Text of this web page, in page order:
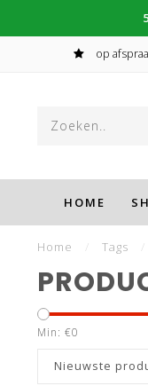
op
HOME
Home Tags
Min: €0
Nieuwste